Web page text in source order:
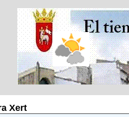
Xert